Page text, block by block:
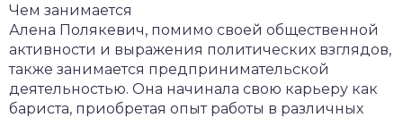
Чем занимается
Алена Полякевич, помимо своей общественной
активности и выражения политических взглядов,
также занимается предпринимательской
деятельностью. Она начинала свою карьеру как
бариста, приобретая опыт работы в различных